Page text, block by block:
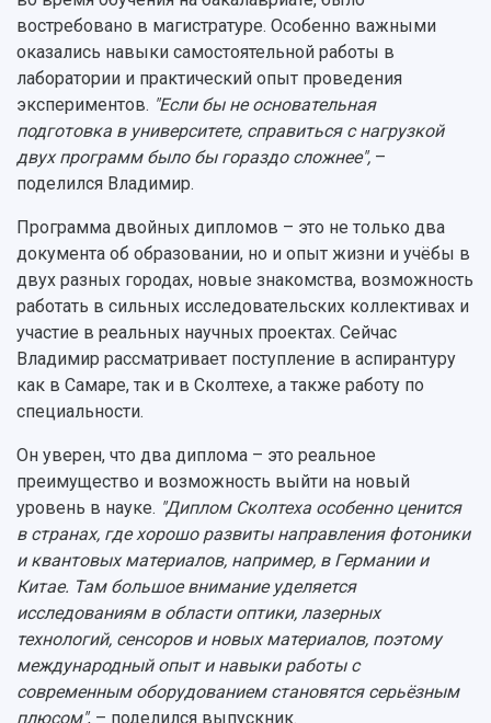
востребовано в магистратуре. Особенно важными
оказались навыки самостоятельной работы в
лаборатории и практический опыт проведения
экспериментов. "Если бы не основательная
подготовка в университете, справиться с нагрузкой
двух программ было бы гораздо сложнее", –
поделился Владимир.
Программа двойных дипломов – это не только два
документа об образовании, но и опыт жизни и учёбы в
двух разных городах, новые знакомства, возможность
работать в сильных исследовательских коллективах и
участие в реальных научных проектах. Сейчас
Владимир рассматривает поступление в аспирантуру
как в Самаре, так и в Сколтехе, а также работу по
специальности.
Он уверен, что два диплома – это реальное
преимущество и возможность выйти на новый
уровень в науке. "Диплом Сколтеха особенно ценится
в странах, где хорошо развиты направления фотоники
и квантовых материалов, например, в Германии и
Китае. Там большое внимание уделяется
исследованиям в области оптики, лазерных
технологий, сенсоров и новых материалов, поэтому
международный опыт и навыки работы с
современным оборудованием становятся серьёзным
плюсом", – поделился выпускник.